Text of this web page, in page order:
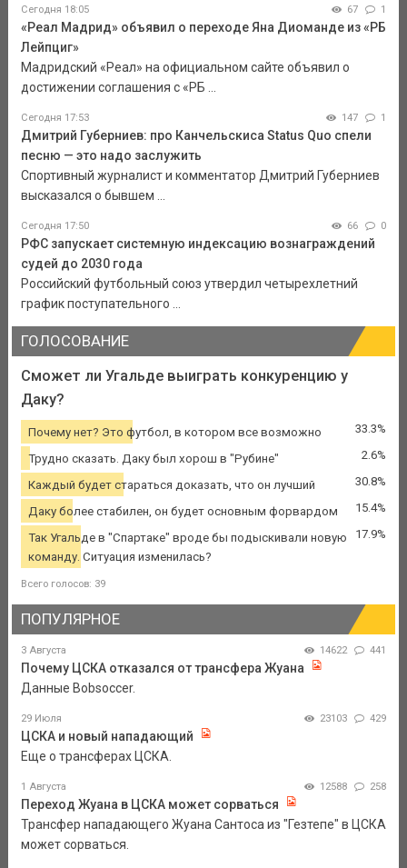
Сегодня 18:05 67 1
«Реал Мадрид» объявил о переходе Яна Диоманде из «РБ
Лейпциг»
Мадридский «Реал» на официальном сайте объявил о
достижении соглашения с «РБ ...
Сегодня 17:53 147 1
Дмитрий Губерниев: про Канчельскиса Status Quo спели
песню — это надо заслужить
Спортивный журналист и комментатор Дмитрий Губерниев
высказался о бывшем ...
Сегодня 17:50 66 0
РФС запускает системную индексацию вознаграждений
судей до 2030 года
Российский футбольный союз утвердил четырехлетний
график поступательного ...
ГОЛОСОВАНИЕ
Сможет ли Угальде выиграть конкуренцию у
Даку?
Почему нет? Это футбол, в котором все возможно 33.3%
Трудно сказать. Даку был хорош в "Рубине" 2.6%
Каждый будет стараться доказать, что он лучший 30.8%
Даку более стабилен, он будет основным форвардом 15.4%
Так Угальде в "Спартаке" вроде бы подыскивали новую
команду. Ситуация изменилась?
17.9%
Всего голосов: 39
ПОПУЛЯРНОЕ
3 Августа 14622 441
Почему ЦСКА отказался от трансфера Жуана
Данные Bobsoccer.
29 Июля 23103 429
ЦСКА и новый нападающий
Еще о трансферах ЦСКА.
1 Августа 12588 258
Переход Жуана в ЦСКА может сорваться
Трансфер нападающего Жуана Сантоса из "Гезтепе" в ЦСКА
может сорваться.